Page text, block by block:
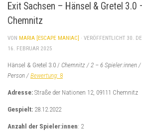
Exit Sachsen – Hänsel & Gretel 3.0
Chemnitz
VON MARIA [ESCAPE MANIAC] · VERÖFFENTLICHT 30.
16. FEBRUAR 2025
Hänsel & Gretel 3.0 / Chemnitz / 2 – 6 Spieler:innen
Person / Bewertung: 8
Adresse: Straße der Nationen 12, 09111 Chemnitz
Gespielt: 28.12.2022
Anzahl der Spieler:innen: 2